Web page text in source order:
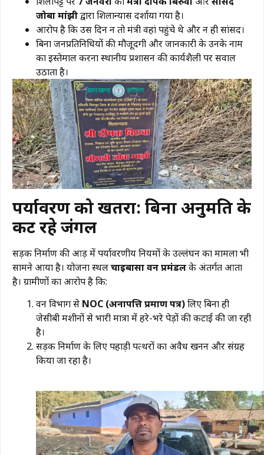
जोबा मांझीद्वारा शिलान्यास दर्शाया गया है।
​आरोप है कि उस दिन न तो मंत्री वहां पहुंचे थे और न ही सांसद।
​बिना जनप्रतिनिधियों की मौजूदगी और जानकारी के उनके नाम
का इस्तेमाल करना स्थानीय प्रशासन की कार्यशैली पर सवाल
उठाता है।
पर्यावरण को खतरा: बिना अनुमति के
कट रहे जंगल
​सड़क निर्माण की आड़ में पर्यावरणीय नियमों के उल्लंघन का मामला भी
सामने आया है। योजना स्थलचाईबासा वन प्रमंडलके अंतर्गत आता
है। ग्रामीणों का आरोप है कि:
​वन विभाग से NOC (अनापत्ति प्रमाण पत्र)लिए बिना ही
जेसीबी मशीनों से भारी मात्रा में हरे-भरे पेड़ों की कटाई की जा रही
है।
​सड़क निर्माण के लिए पहाड़ी पत्थरों का अवैध खनन और संग्रह
किया जा रहा है।